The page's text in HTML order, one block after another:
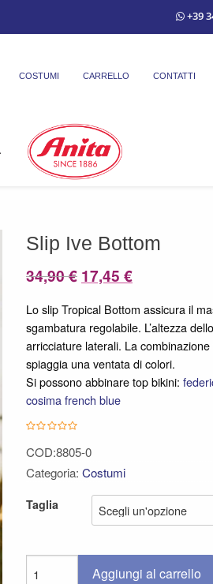
+39
COSTUMI CARRELLO CONTATTI
Slip Ive Bottom
34,90€ Il
originale
era:
34,90 €.
17,45 €Il
attuale
è:
17,45 €.
Lo slip Tropical Bottom assicura il
sgambatura regolabile. L’altezza
arricciature laterali. La
spiaggia una ventata di colori.
Si possono abbinare top bikini:
cosima french blue
COD:8805-0
Categoria: Costumi
Taglia
Aggiungi al carrello